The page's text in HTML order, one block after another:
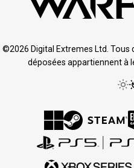
©2026 Digital Extremes Ltd. Tous
déposées appartiennent à